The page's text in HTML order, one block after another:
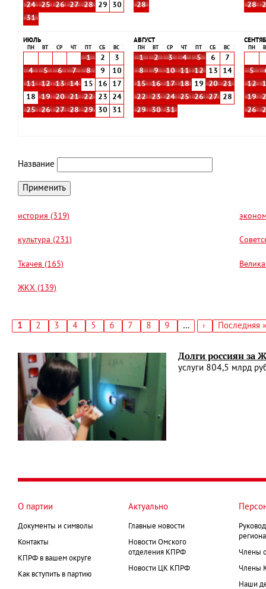
24
25 26 27 28 29
30
31
28
28
ИЮЛЬ
ПН ВТ СР ЧТ СБ ВС
1 2
3
4
5 6 7 8 9
10
11
12 13 14 15 16
17
18
19 20 21 22 23
24
25
26 27 28 29 30 31
АВГУСТ
ПН ВТ СР ЧТ СБ ВС
1 2 3 4 5 6
7
8
9 10 11 12 13
14
15
16 17 18 19 20
21
22
23 24 25 26 27
28
29
30 31
ПН
5
12
19
26
Название
история (319)
культура (231)
Ткачев (165)
ЖКХ (139)
Текущая
1 Страница
2 Страница
3 Страница
4 Страница
5 Страница
6 Страница
7 Страница
8 Страница
9 …
Следующая
›
Последняя
Последняя »
Долги россиян за
услуги 804,5 млрд
О партии
Документы и символы
Контакты
КПРФ в вашем округе
Как вступить в партию
Актуально
Главные новости
Новости Омского
отделения КПРФ
Новости ЦК КПРФ
Члены
Члены
Наши